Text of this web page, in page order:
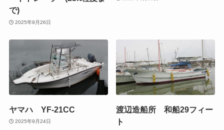
で)
2025年9月26日
ヤマハ YF-21CC
2025年9月24日
渡辺造船所 和船29フィー
ト